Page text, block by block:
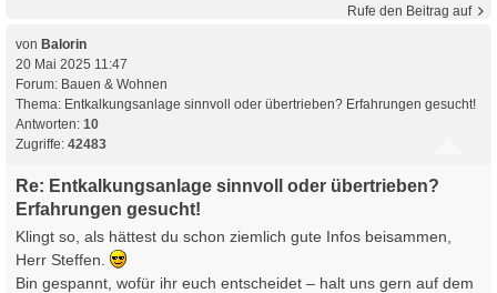
Rufe den Beitrag auf
von Balorin
20 Mai 2025 11:47
Forum: Bauen & Wohnen
Thema: Entkalkungsanlage sinnvoll oder übertrieben? Erfahrungen gesucht!
Antworten: 10
Zugriffe: 42483
Re: Entkalkungsanlage sinnvoll oder übertrieben?
Erfahrungen gesucht!
Klingt so, als hättest du schon ziemlich gute Infos beisammen,
Herr Steffen.
Bin gespannt, wofür ihr euch entscheidet – halt uns gern auf dem